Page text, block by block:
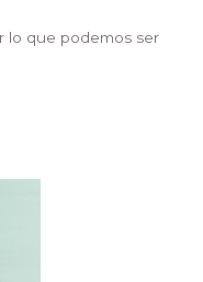
lo que podemos ser